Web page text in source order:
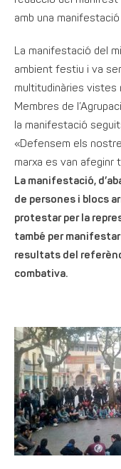
amb una
La manifestació del
ambient festiu i va
multitudinàries vistes
Membres de
la manifestació
«Defensem els
marxa es van afeginr
La manifestació,
de persones i blocs
protestar per la
també per
resultats del
combativa.